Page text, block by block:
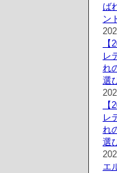
ば
ン
レ
れ
選
レ
れ
選
エ